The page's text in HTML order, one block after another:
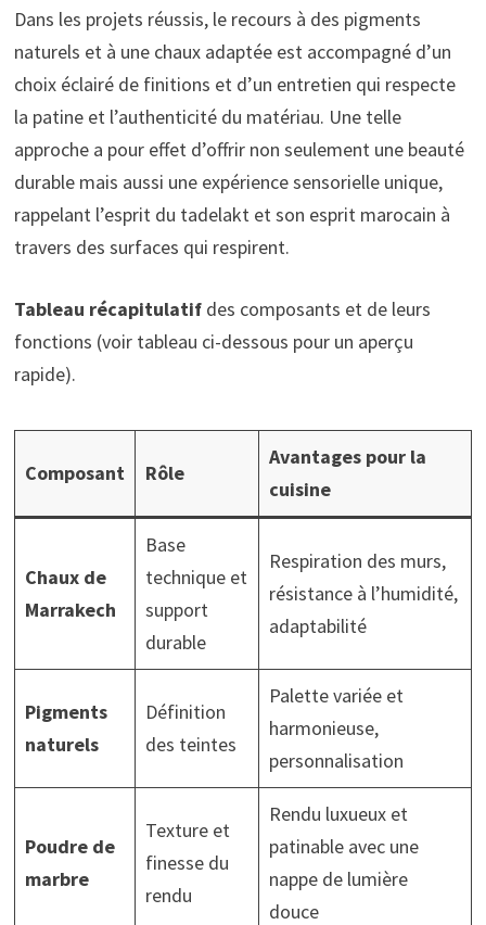
Dans les projets réussis, le recours à des pigments
naturels et à une chaux adaptée est accompagné d’un
choix éclairé de finitions et d’un entretien qui respecte
la patine et l’authenticité du matériau. Une telle
approche a pour effet d’offrir non seulement une beauté
durable mais aussi une expérience sensorielle unique,
rappelant l’esprit du tadelakt et son esprit marocain à
travers des surfaces qui respirent.
Tableau récapitulatifdes composants et de leurs
fonctions (voir tableau ci-dessous pour un aperçu
rapide).
Composant Rôle
Avantages pour la
cuisine
Chaux de
Marrakech
Base
technique et
support
durable
Respiration des murs,
résistance à l’humidité,
adaptabilité
Pigments
naturels
Définition
des teintes
Palette variée et
harmonieuse,
personnalisation
Poudre de
marbre
Texture et
finesse du
rendu
Rendu luxueux et
patinable avec une
nappe de lumière
douce